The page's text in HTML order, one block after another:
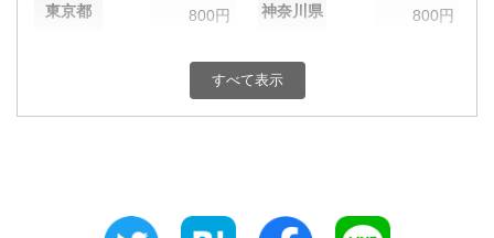
東京都 800円 神奈川県 800円
800円 富山県
すべて表示